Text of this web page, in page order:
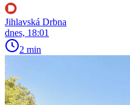
Jihlavská Drbna
dnes, 18:01
2 min